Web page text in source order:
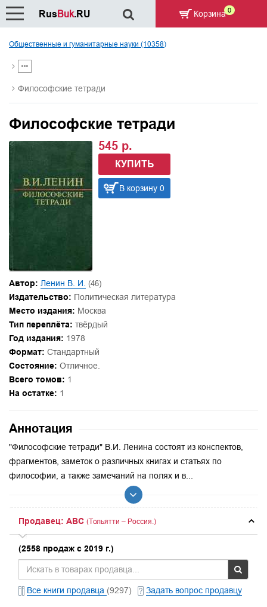
Общественные и гуманитарные науки (10358)
Философские тетради
Философские тетради
545 р.
КУПИТЬ
В корзину 0
Автор: Ленин В. И. (46)
Издательство: Политическая литература
Место издания: Москва
Тип переплёта: твёрдый
Год издания: 1978
Формат: Стандартный
Состояние: Отличное.
Всего томов: 1
На остатке: 1
Аннотация
"Философские тетради" В.И. Ленина состоят из конспектов,
фрагментов, заметок о различных книгах и статьях по
философии, а также замечаний на полях и в...
Продавец: ABC (Тольятти – Россия.)
(2558 продаж с 2019 г.)
Все книги продавца (9297) Задать вопрос продавцу
RusBuk.RU Корзина 0